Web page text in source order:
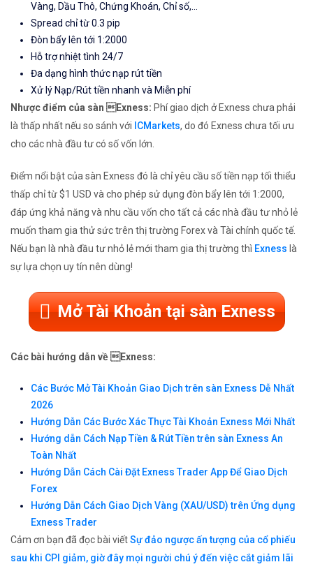
Vàng, Dầu Thô, Chứng Khoán, Chỉ số,...
Spread chỉ từ 0.3 pip
Đòn bẩy lên tới 1:2000
Hỗ trợ nhiệt tình 24/7
Đa dạng hình thức nạp rút tiền
Xử lý Nạp/Rút tiền nhanh và Miễn phí
Nhược điểm của sàn Exness: Phí giao dịch ở Exness chưa phải
là thấp nhất nếu so sánh với ICMarkets, do đó Exness chưa tối ưu
cho các nhà đầu tư có số vốn lớn.
Điểm nổi bật của sàn Exness đó là chỉ yêu cầu số tiền nạp tối thiểu
thấp chỉ từ $1 USD và cho phép sử dụng đòn bẩy lên tới 1:2000,
đáp ứng khả năng và nhu cầu vốn cho tất cả các nhà đầu tư nhỏ lẻ
muốn tham gia thử sức trên thị trường Forex và Tài chính quốc tế.
Nếu bạn là nhà đầu tư nhỏ lẻ mới tham gia thị trường thì Exness là
sự lựa chọn uy tín nên dùng!
Mở Tài Khoản tại sàn Exness
Các bài hướng dẫn về Exness:
Các Bước Mở Tài Khoản Giao Dịch trên sàn Exness Dễ Nhất
2026
Hướng Dẫn Các Bước Xác Thực Tài Khoản Exness Mới Nhất
Hướng dẫn Cách Nạp Tiền & Rút Tiền trên sàn Exness An
Toàn Nhất
Hướng Dẫn Cách Cài Đặt Exness Trader App Để Giao Dịch
Forex
Hướng Dẫn Cách Giao Dịch Vàng (XAU/USD) trên Ứng dụng
Exness Trader
Cảm ơn bạn đã đọc bài viếtSự đảo ngược ấn tượng của cổ phiếu
sau khi CPI giảm, giờ đây mọi người chú ý đến việc cắt giảm lãi